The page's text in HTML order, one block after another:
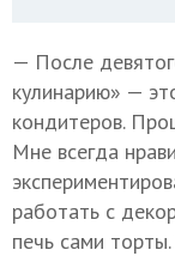
— После
кулинарию» —
кондитеров.
Мне всегда
работать с
печь сами